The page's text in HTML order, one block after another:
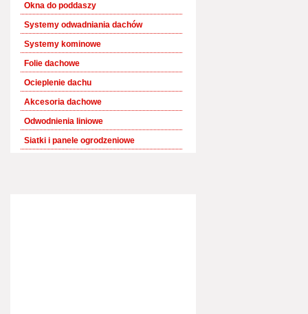
Okna do poddaszy
Systemy odwadniania dachów
Systemy kominowe
Folie dachowe
Ocieplenie dachu
Akcesoria dachowe
Odwodnienia liniowe
Siatki i panele ogrodzeniowe